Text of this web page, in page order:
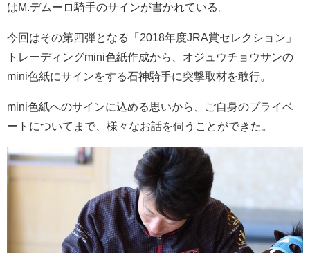
はM.デムーロ騎手のサインが書かれている。
今回はその第四弾となる「2018年度JRA賞セレクション」
トレーディングmini色紙作成から、オジュウチョウサンの
mini色紙にサインをする石神騎手に突撃取材を敢行。
mini色紙へのサインに込める思いから、ご自身のプライベ
ートについてまで、様々なお話を伺うことができた。